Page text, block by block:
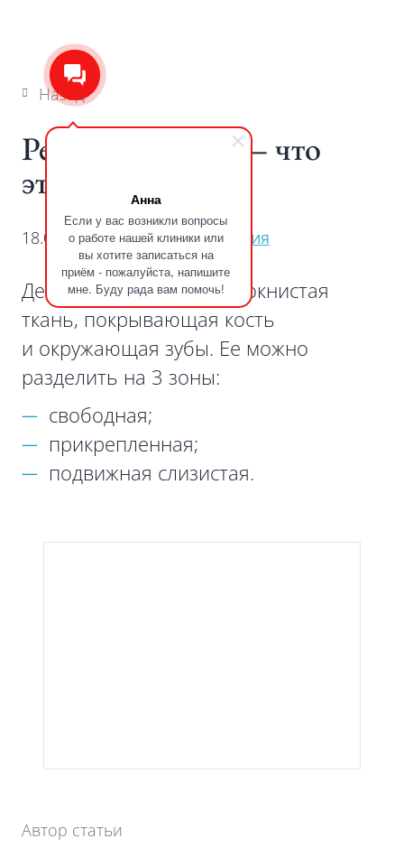
Анна
Если у вас возникли вопросы
о работе нашей клиники или
вы хотите записаться на
приём - пожалуйста, напишите
мне. Буду рада вам помочь!
Назад
Рецессии десны — что
это?
18.06.2024 #Пародонтология
Десна — это мягкая волокнистая
ткань, покрывающая кость
и окружающая зубы. Ее можно
разделить на 3 зоны:
свободная;
прикрепленная;
подвижная слизистая.
Автор статьи